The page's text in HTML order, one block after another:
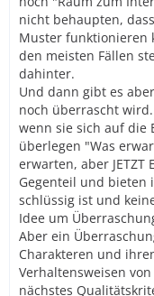
nicht behaupten,
Muster funktionieren
den meisten Fällen
dahinter.
Und dann gibt es
noch überrascht
wenn sie sich auf die
überlegen "Was
erwarten, aber JETZT
Gegenteil und bieten
schlüssig ist und
Idee um
Aber ein
Charakteren und
Verhaltensweisen
nächstes